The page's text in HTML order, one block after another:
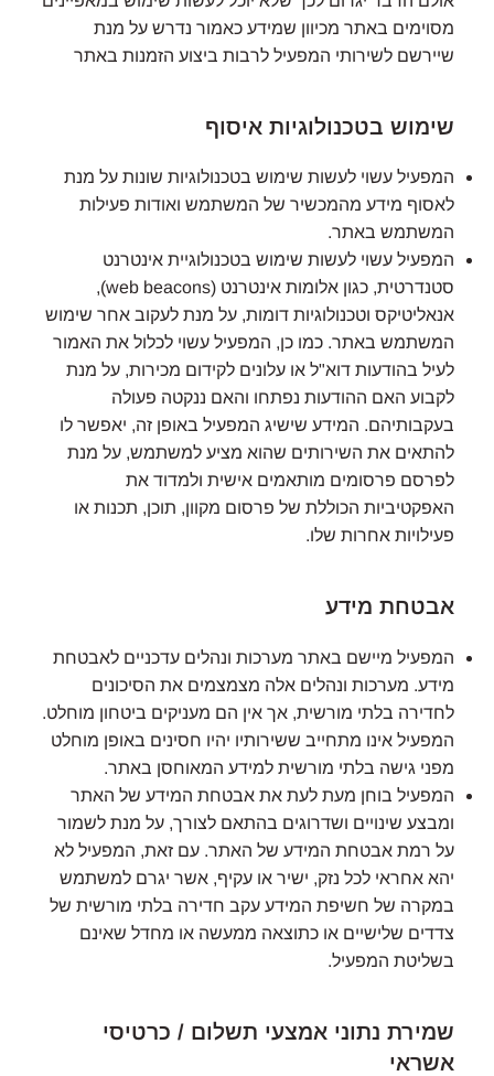
שימוש בטכנולוגיות איסוף
אבטחת מידע
שמירת נתוני אמצעי תשלום / כרטיסי
אשראי
מסוימים באתר מכיוון שמידע כאמור נדרש על מנת
שיירשם לשירותי המפעיל לרבות ביצוע הזמנות באתר
המפעיל מיישם באתר מערכות ונהלים עדכניים לאבטחת
מידע. מערכות ונהלים אלה מצמצמים את הסיכונים
לחדירה בלתי מורשית, אך אין הם מעניקים ביטחון מוחלט.
המפעיל אינו מתחייב ששירותיו יהיו חסינים באופן מוחלט
מפני גישה בלתי מורשית למידע המאוחסן באתר.
המפעיל בוחן מעת לעת את אבטחת המידע של האתר
ומבצע שינויים ושדרוגים בהתאם לצורך, על מנת לשמור
על רמת אבטחת המידע של האתר. עם זאת, המפעיל לא
יהא אחראי לכל נזק, ישיר או עקיף, אשר יגרם למשתמש
במקרה של חשיפת המידע עקב חדירה בלתי מורשית של
צדדים שלישיים או כתוצאה ממעשה או מחדל שאינם
בשליטת המפעיל.
המפעיל עשוי לעשות שימוש בטכנולוגיות שונות על מנת
לאסוף מידע מהמכשיר של המשתמש ואודות פעילות
המשתמש באתר.
המפעיל עשוי לעשות שימוש בטכנולוגיית אינטרנט
סטנדרטית, כגון אלומות אינטרנט (web beacons),
אנאליטיקס וטכנולוגיות דומות, על מנת לעקוב אחר שימוש
המשתמש באתר. כמו כן, המפעיל עשוי לכלול את האמור
לעיל בהודעות דוא"ל או עלונים לקידום מכירות, על מנת
לקבוע האם ההודעות נפתחו והאם ננקטה פעולה
בעקבותיהם. המידע שישיג המפעיל באופן זה, יאפשר לו
להתאים את השירותים שהוא מציע למשתמש, על מנת
לפרסם פרסומים מותאמים אישית ולמדוד את
האפקטיביות הכוללת של פרסום מקוון, תוכן, תכנות או
פעילויות אחרות שלו.